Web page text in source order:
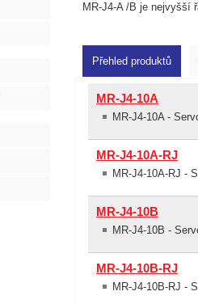
MR-J4-A /B je nejvyšší
Přehled produktů
MR-J4-10A
MR-J4-10A -
MR-J4-10A-RJ
MR-J4-10A-RJ -
MR-J4-10B
MR-J4-10B -
MR-J4-10B-RJ
MR-J4-10B-RJ -